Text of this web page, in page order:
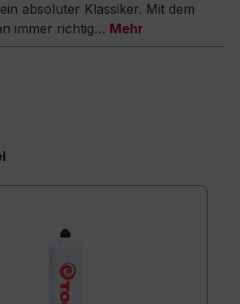
absoluter Klassiker. Mit dem
immer richtig… Mehr